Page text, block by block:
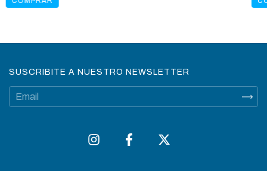
SUSCRIBITE A NUESTRO NEWSLETTER